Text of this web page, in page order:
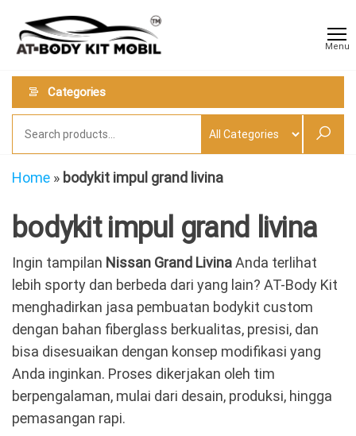
the
content
Kit
Mobil
Menu
Categories
Home » bodykit impul grand livina
bodykit impul grand livina
Ingin tampilan Nissan Grand LivinaAnda terlihat
lebih sporty dan berbeda dari yang lain? AT-Body Kit
menghadirkan jasa pembuatan bodykit custom
dengan bahan fiberglass berkualitas, presisi, dan
bisa disesuaikan dengan konsep modifikasi yang
Anda inginkan. Proses dikerjakan oleh tim
berpengalaman, mulai dari desain, produksi, hingga
pemasangan rapi.